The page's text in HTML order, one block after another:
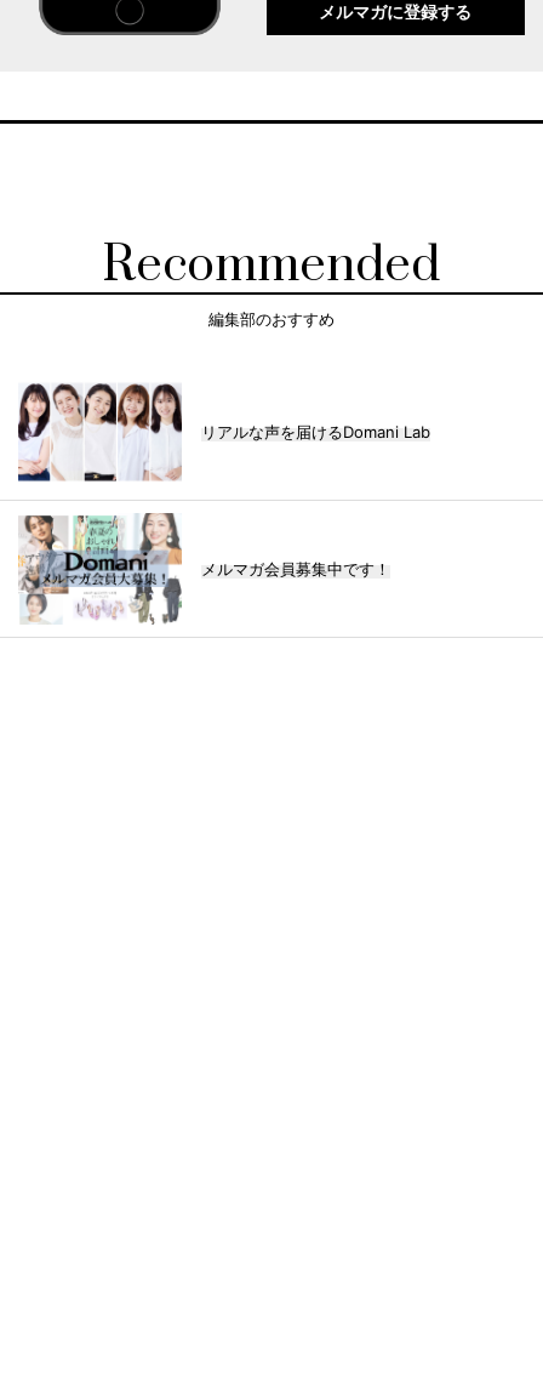
メルマガに登録する
Recommended
編集部のおすすめ
リアルな声を届けるDomani Lab
メルマガ会員募集中です！